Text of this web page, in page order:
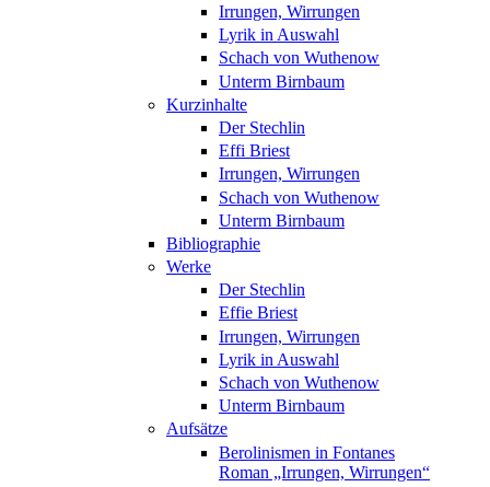
Irrungen, Wirrungen
Lyrik in Auswahl
Schach von Wuthenow
Unterm Birnbaum
Kurzinhalte
Der Stechlin
Effi Briest
Irrungen, Wirrungen
Schach von Wuthenow
Unterm Birnbaum
Bibliographie
Werke
Der Stechlin
Effie Briest
Irrungen, Wirrungen
Lyrik in Auswahl
Schach von Wuthenow
Unterm Birnbaum
Aufsätze
Berolinismen in Fontanes
Roman „Irrungen, Wirrungen“